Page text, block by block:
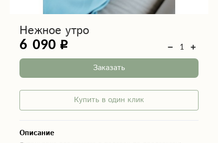
Нежное утро
6 090
Заказать
Купить в один клик
Описание